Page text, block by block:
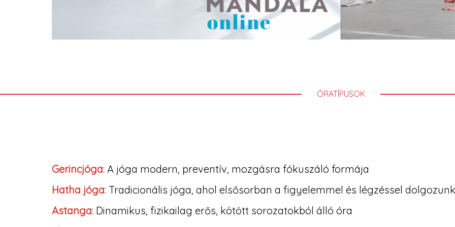
ÓRATÍPUSOK
Gerincjóga: A jóga modern, preventív, mozgásra fókuszáló formája
Hatha jóga: Tradicionális jóga, ahol elsősorban a figyelemmel és légzéssel dolgozunk
Astanga: Dinamikus, fizikailag erős, kötött sorozatokból álló óra